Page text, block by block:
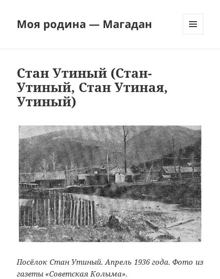
Моя родина — Магадан
Стан Утиный (Стан-
Утиный, Стан Утиная,
Утиный)
Посёлок Стан Утиный. Апрель 1936 года. Фото из
газеты «Советская Колыма».